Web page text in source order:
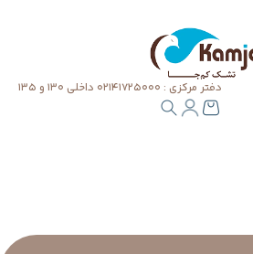
دفتر مرکزی : ۰۲۱۴۱۷۲۵۰۰۰ داخلی ۱۳۰ و ۱۳۵